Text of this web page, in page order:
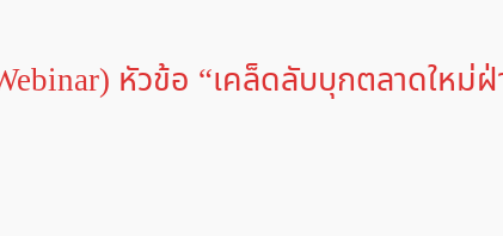
หัวข้อ “เคล็ดลับบุกตลาดใหม่ฝ่